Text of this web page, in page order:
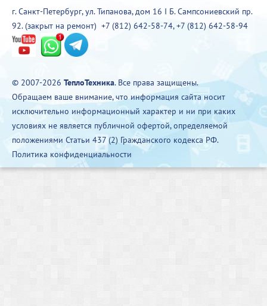
г. Санкт-Петербург, ул. Типанова, дом 16 I Б. Сампсониевский пр.
92. (закрыт на ремонт) +7 (812) 642-58-74,+7 (812) 642-58-94
© 2007-2026 ТеплоТехника. Все права защищены.
Обращаем ваше внимание, что информация сайта носит
исключительно информационный характер и ни при каких
условиях не является публичной офертой, определяемой
положениями Статьи 437 (2) Гражданского кодекса РФ.
Политика конфиденциальности